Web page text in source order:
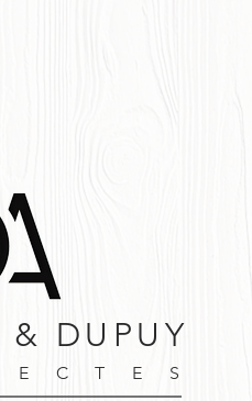
& DUPUY